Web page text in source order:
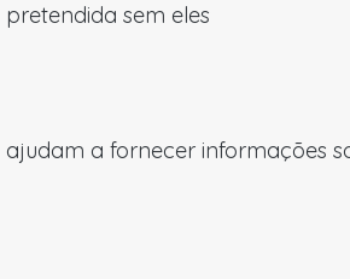
sem eles
a fornecer informações